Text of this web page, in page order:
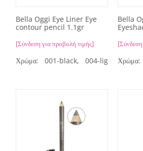
Bella Oggi Eye Liner Eye
contour pencil 1.1gr
[Σύνδεση για προβολή τιμής]
Χρώμα: 001-black, 004-light blue,
Bella
Χρώμα: